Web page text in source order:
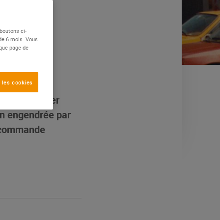
son premier
engendrée par
ci-
6 mois. Vous
page de
cookies